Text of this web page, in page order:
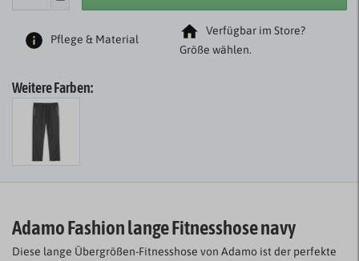
Pflege & Material
Verfügbar im Store?
Größe wählen.
Weitere Farben:
Adamo Fashion lange Fitnesshose navy
Diese lange Übergrößen-Fitnesshose von Adamo ist der perfekte